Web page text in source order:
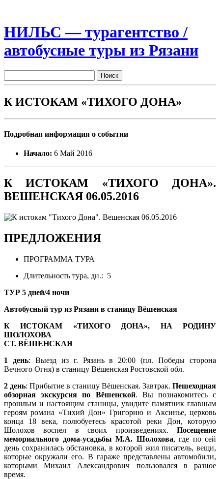
НИЛЬС — турагентство /
автобусные туры из Рязани
К ИСТОКАМ «ТИХОГО ДОНА»
Подробная информация о событии
Начало: 6 Май 2016
К ИСТОКАМ «ТИХОГО ДОНА».
ВЕШЕНСКАЯ 06.05.2016
ПРЕДЛОЖЕНИЯ
ПРОГРАММА ТУРА
Длительность тура, дн.: 5
ТУР 5 дней/4 ночи
Автобусный тур из Рязани в станицу Вёшенская
К ИСТОКАМ «ТИХОГО ДОНА», НА РОДИНУ
ШОЛОХОВА
СТ. ВЁШЕНСКАЯ
1 день: Выезд из г. Рязань в 20:00 (пл. Победы сторона
Вечного Огня) в станицу Вёшенская Ростовской обл.
2 день: Прибытие в станицу Вёшенская. Завтрак. Пешеходная
обзорная экскурсия по Вёшенской. Вы познакомитесь с
прошлым и настоящим станицы, увидите памятник главным
героям романа «Тихий Дон» Григорию и Аксинье, церковь
конца 18 века, полюбуетесь красотой реки Дон, которую
Шолохов воспел в своих произведениях. Посещение
мемориального дома-усадьбы М.А. Шолохова, где по сей
день сохранилась обстановка, в которой жил писатель, вещи,
которые окружали его. В гараже представлены автомобили,
которыми Михаил Александрович пользовался в разное
время.